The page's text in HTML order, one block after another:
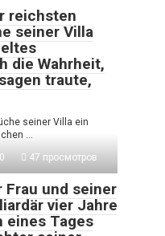
reichsten
seiner Villa
die Wahrheit,
traute,
seiner Villa ein
…
0 47 просмотров
Frau und seiner
vier Jahre
eines Tages